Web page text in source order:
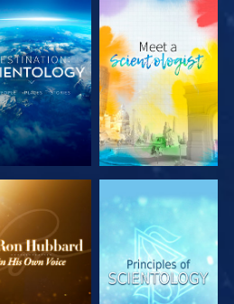
UTFORSKA
SERIEN
UTFORSKA
SERIEN